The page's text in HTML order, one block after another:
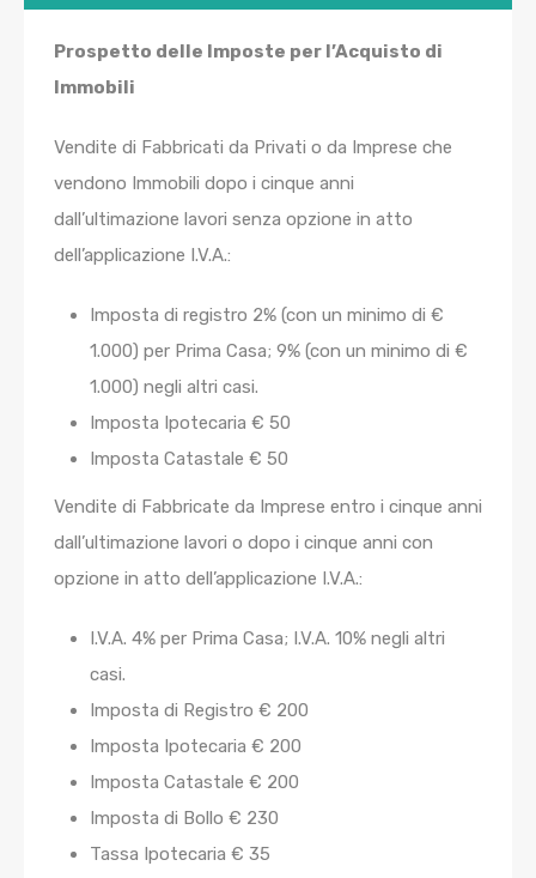
Prospetto delle Imposte per l’Acquisto di
Immobili
Vendite di Fabbricati da Privati o da Imprese che
vendono Immobili dopo i cinque anni
dall’ultimazione lavori senza opzione in atto
dell’applicazione I.V.A.:
Imposta di registro 2% (con un minimo di €
1.000) per Prima Casa; 9% (con un minimo di €
1.000) negli altri casi.
Imposta Ipotecaria € 50
Imposta Catastale € 50
Vendite di Fabbricate da Imprese entro i cinque anni
dall’ultimazione lavori o dopo i cinque anni con
opzione in atto dell’applicazione I.V.A.:
I.V.A. 4% per Prima Casa; I.V.A. 10% negli altri
casi.
Imposta di Registro € 200
Imposta Ipotecaria € 200
Imposta Catastale € 200
Imposta di Bollo € 230
Tassa Ipotecaria € 35